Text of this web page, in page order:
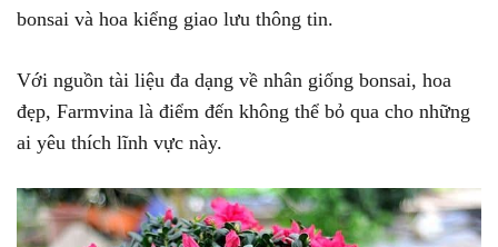
bonsai và hoa kiểng giao lưu thông tin.
Với nguồn tài liệu đa dạng về nhân giống bonsai, hoa
đẹp, Farmvina là điểm đến không thể bỏ qua cho những
ai yêu thích lĩnh vực này.